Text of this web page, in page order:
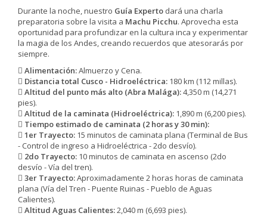
Durante la noche, nuestro Guía Experto dará una charla
preparatoria sobre la visita a Machu Picchu. Aprovecha esta
oportunidad para profundizar en la cultura inca y experimentar
la magia de los Andes, creando recuerdos que atesorarás por
siempre.
Alimentación:Almuerzo y Cena.
Distancia total Cusco - Hidroeléctrica: 180 km (112 millas).
Altitud del punto más alto (Abra Malága):4,350 m (14,271
pies).
Altitud de la caminata (Hidroeléctrica): 1,890 m (6,200 pies).
Tiempo estimado de caminata (2 horas y 30 min):
1er Trayecto: 15 minutos de caminata plana (Terminal de Bus
- Control de ingreso a Hidroeléctrica - 2do desvío).
2do Trayecto: 10 minutos de caminata en ascenso (2do
desvío - Vía del tren).
3er Trayecto:Aproximadamente 2 horas horas de caminata
plana (Vía del Tren - Puente Ruinas - Pueblo de Aguas
Calientes).
Altitud Aguas Calientes:2,040 m (6,693 pies).